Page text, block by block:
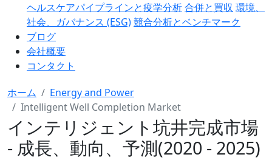
ヘルスケアパイプラインと疫学分析合併と買収 環境、
社会、ガバナンス (ESG)競合分析とベンチマーク
ブログ
会社概要
コンタクト
ホーム
Energy and Power
Intelligent Well Completion Market
インテリジェント坑井完成市場
- 成長、動向、予測(2020 - 2025)